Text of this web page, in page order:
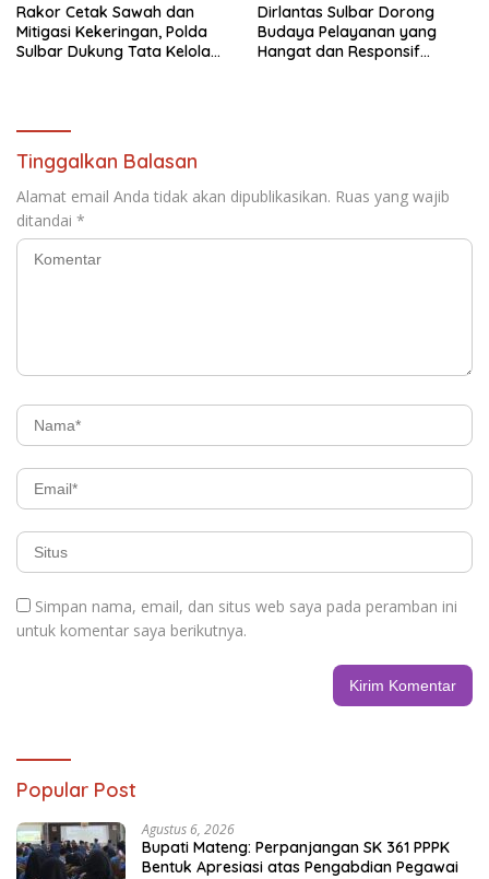
Rakor Cetak Sawah dan
Mitigasi Kekeringan, Polda
Sulbar Dukung Tata Kelola
Dirlantas Sulbar Dorong
Budaya Pelayanan yang
Hangat dan Responsif
Tinggalkan Balasan
Alamat email Anda tidak akan dipublikasikan. Ruas yang wajib
ditandai *
Simpan nama, email, dan situs web saya pada peramban ini
untuk komentar saya berikutnya.
Popular Post
Agustus 6, 2026
Bupati Mateng: Perpanjangan SK 361 PPPK
Bentuk Apresiasi atas Pengabdian Pegawai